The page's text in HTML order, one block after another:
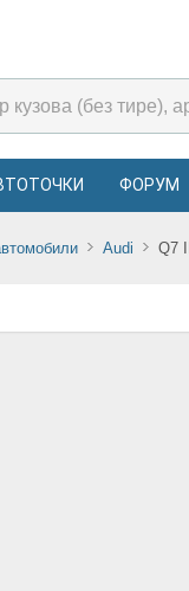
ФОРУМ
Audi Q7 II